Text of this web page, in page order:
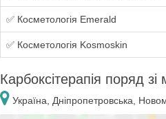
✅ Косметологія Emerald
✅ Косметологія Kosmoskin
Карбоксітерапія поряд
Україна, Дніпропетровська,